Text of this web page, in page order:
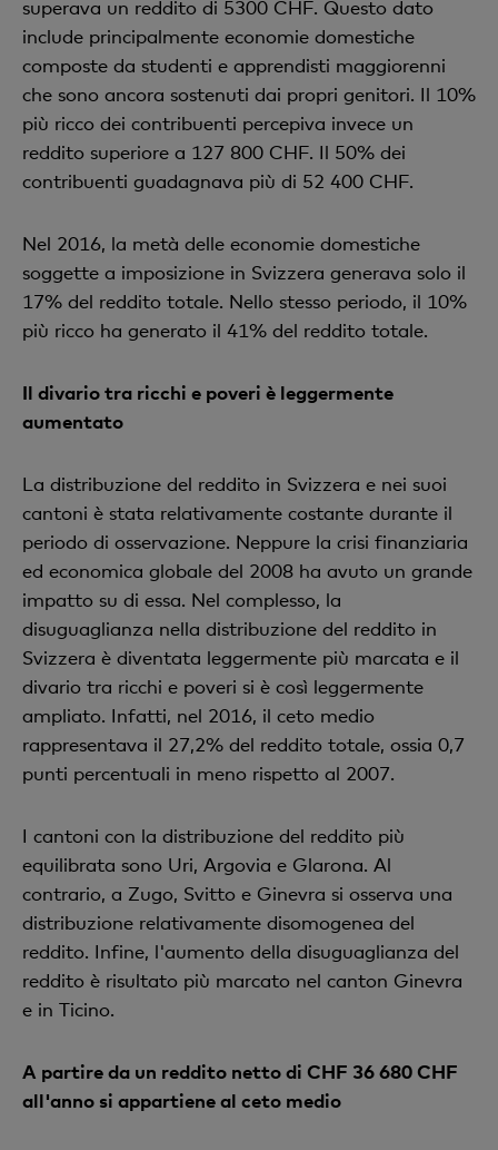
superava un reddito di 5300 CHF. Questo dato
include principalmente economie domestiche
composte da studenti e apprendisti maggiorenni
che sono ancora sostenuti dai propri genitori. Il 10%
più ricco dei contribuenti percepiva invece un
reddito superiore a 127 800 CHF. Il 50% dei
contribuenti guadagnava più di 52 400 CHF.
Nel 2016, la metà delle economie domestiche
soggette a imposizione in Svizzera generava solo il
17% del reddito totale. Nello stesso periodo, il 10%
più ricco ha generato il 41% del reddito totale.
Il divario tra ricchi e poveri è leggermente
aumentato
La distribuzione del reddito in Svizzera e nei suoi
cantoni è stata relativamente costante durante il
periodo di osservazione. Neppure la crisi finanziaria
ed economica globale del 2008 ha avuto un grande
impatto su di essa. Nel complesso, la
disuguaglianza nella distribuzione del reddito in
Svizzera è diventata leggermente più marcata e il
divario tra ricchi e poveri si è così leggermente
ampliato. Infatti, nel 2016, il ceto medio
rappresentava il 27,2% del reddito totale, ossia 0,7
punti percentuali in meno rispetto al 2007.
I cantoni con la distribuzione del reddito più
equilibrata sono Uri, Argovia e Glarona. Al
contrario, a Zugo, Svitto e Ginevra si osserva una
distribuzione relativamente disomogenea del
reddito. Infine, l'aumento della disuguaglianza del
reddito è risultato più marcato nel canton Ginevra
e in Ticino.
A partire da un reddito netto di CHF 36 680 CHF
all'anno si appartiene al ceto medio